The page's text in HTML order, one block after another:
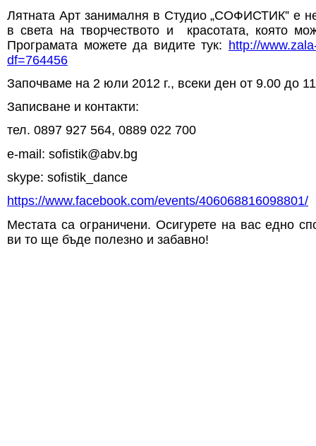
Лятната Арт занималня в Студио „СОФИСТИК” е
в света на творчеството и красотата, която
Програмата можете да видите тук: http://
df=764456
Започваме на 2 юли 2012 г., всеки ден от 9.00 до
Записване и контакти:
тел. 0897 927 564, 0889 022 700
e-mail: sofistik@abv.bg
skype: sofistik_dance
https://www.facebook.com/events/406068816098801/
Местата са ограничени. Осигурете на вас едно
ви то ще бъде полезно и забавно!